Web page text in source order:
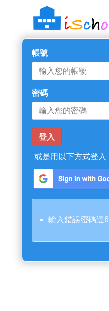
帳號
密碼
或是用以下方式登入
輸入錯誤密碼達